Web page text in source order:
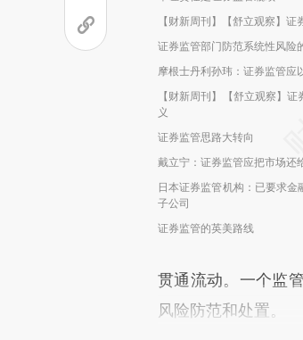
【财新周刊】【舒立观察】
证券监管部门防范系统性风险
摩根士丹利孙玮：证券监管应
【财新周刊】【舒立观察】
义
证券监管思路大转向
戴立宁：证券监管应把市场还
日本证券监管机构：已要求金
子公司
证券监管的英美路线
贯通流动。一个监
风险防范和处置。